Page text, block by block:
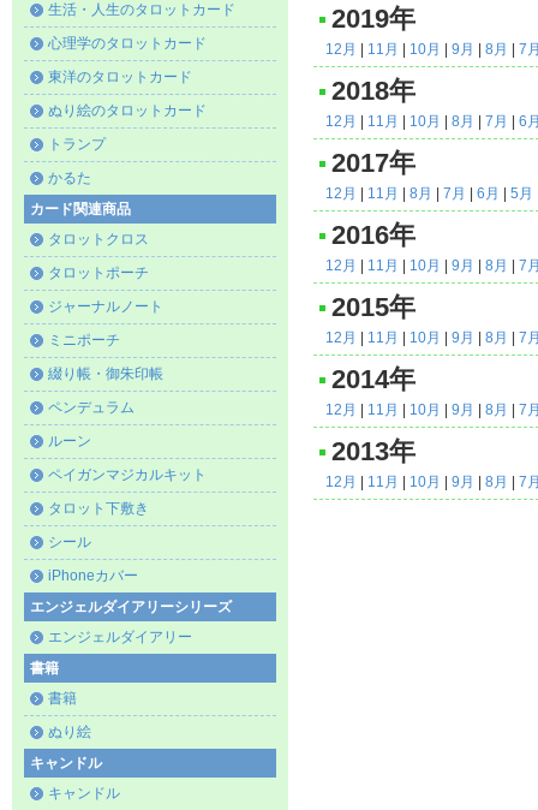
生活・人生のタロットカード
心理学のタロットカード
東洋のタロットカード
ぬり絵のタロットカード
トランプ
かるた
カード関連商品
タロットクロス
タロットポーチ
ジャーナルノート
ミニポーチ
綴り帳・御朱印帳
ペンデュラム
ルーン
ペイガンマジカルキット
タロット下敷き
シール
iPhoneカバー
エンジェルダイアリーシリーズ
エンジェルダイアリー
書籍
書籍
ぬり絵
キャンドル
キャンドル
2019年
12月 11月 10月 9月 8月 7
2018年
12月 11月 10月 8月 7月 6
2017年
12月 11月 8月 7月 6月 5月
2016年
12月 11月 10月 9月 8月 7
2015年
12月 11月 10月 9月 8月 7
2014年
12月 11月 10月 9月 8月 7
2013年
12月 11月 10月 9月 8月 7